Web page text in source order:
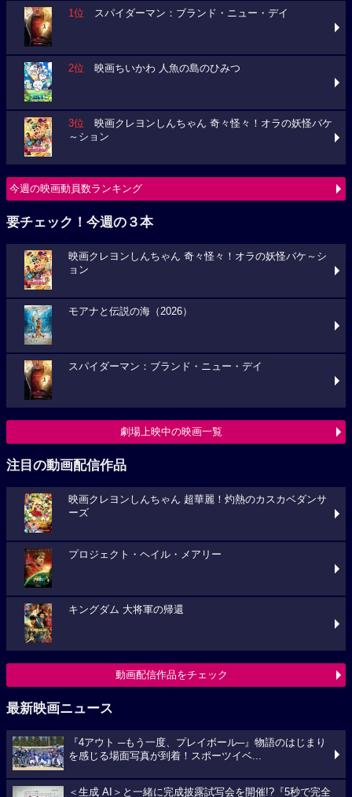
1位 スパイダーマン：ブランド・ニュー・デイ
2位 映画ちいかわ 人魚の島のひみつ
3位 映画クレヨンしんちゃん 奇々怪々！オラの妖怪バケ
～ション
今週の映画動員数ランキング
要チェック！今週の３本
映画クレヨンしんちゃん 奇々怪々！オラの妖怪バケ～シ
ョン
モアナと伝説の海（2026）
スパイダーマン：ブランド・ニュー・デイ
劇場上映中の映画一覧
注目の動画配信作品
映画クレヨンしんちゃん 超華麗！灼熱のカスカベダンサ
ーズ
プロジェクト・ヘイル・メアリー
キングダム 大将軍の帰還
動画配信作品をチェック
最新映画ニュース
『4アウト ─もう一度、プレイボール─』物語のはじまり
を感じる場面写真が到着！スポーツイベ...
＜生成 AI＞と一緒に完成披露試写会を開催!?『5秒で完全